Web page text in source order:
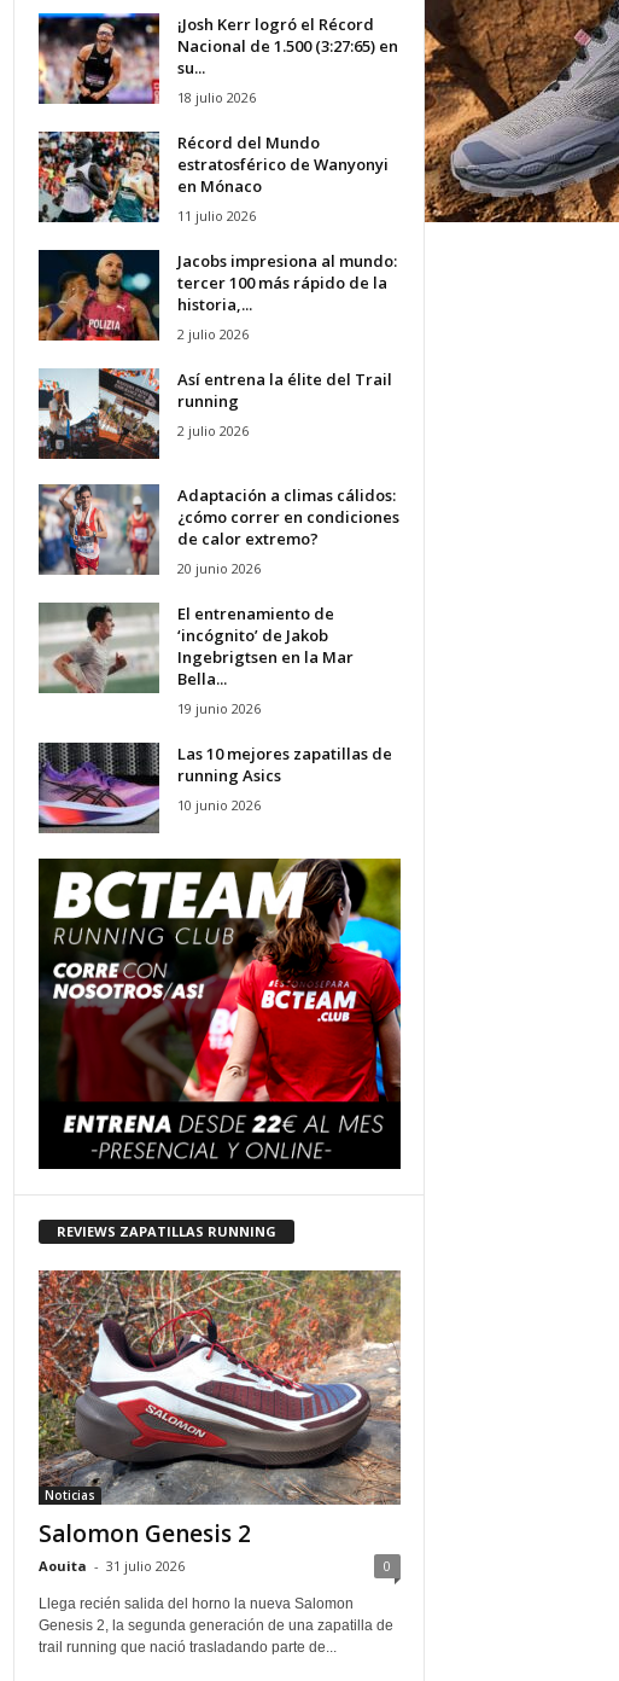
¡Josh Kerr logró el Récord
Nacional de 1.500 (3:27:65) en
su...
18 julio 2026
Récord del Mundo
estratosférico de Wanyonyi
en Mónaco
11 julio 2026
Jacobs impresiona al mundo:
tercer 100 más rápido de la
historia,...
2 julio 2026
Así entrena la élite del Trail
running
2 julio 2026
Adaptación a climas cálidos:
¿cómo correr en condiciones
de calor extremo?
20 junio 2026
El entrenamiento de
‘incógnito’ de Jakob
Ingebrigtsen en la Mar
Bella...
19 junio 2026
Las 10 mejores zapatillas de
running Asics
10 junio 2026
REVIEWS ZAPATILLAS RUNNING
Noticias
Salomon Genesis 2
Aouita - 31 julio 2026 0
Llega recién salida del horno la nueva Salomon
Genesis 2, la segunda generación de una zapatilla de
trail running que nació trasladando parte de...